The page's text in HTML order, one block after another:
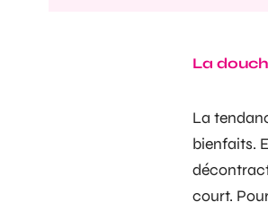
La
La
bienfaits.
court.